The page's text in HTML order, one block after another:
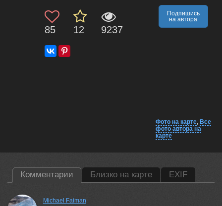
85 12 9237
Подпишись
на автора
Фото на карте, Все
фото автора на
карте
Комментарии Близко на карте EXIF
Michael Faiman